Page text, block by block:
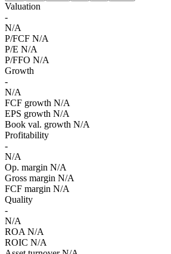
Valuation
-
N/A
P/FCF N/A
P/E N/A
P/FFO N/A
Growth
-
N/A
FCF growth N/A
EPS growth N/A
Book val. growth N/A
Profitability
-
N/A
Op. margin N/A
Gross margin N/A
FCF margin N/A
Quality
-
N/A
ROA N/A
ROIC N/A